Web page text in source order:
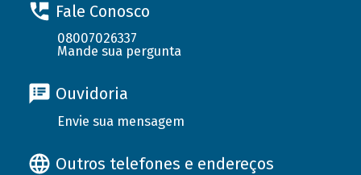
Fale Conosco
08007026337
Mande sua pergunta
Ouvidoria
Envie sua mensagem
Outros telefones e endereços